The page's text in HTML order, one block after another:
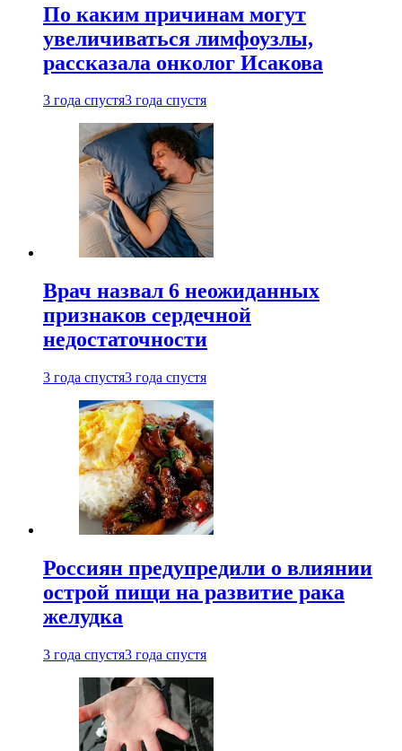
По каким причинам могут
увеличиваться лимфоузлы,
рассказала онколог Исакова
3 года спустя3 года спустя
Врач назвал 6 неожиданных
признаков сердечной
недостаточности
3 года спустя3 года спустя
Россиян предупредили о влиянии
острой пищи на развитие рака
желудка
3 года спустя3 года спустя